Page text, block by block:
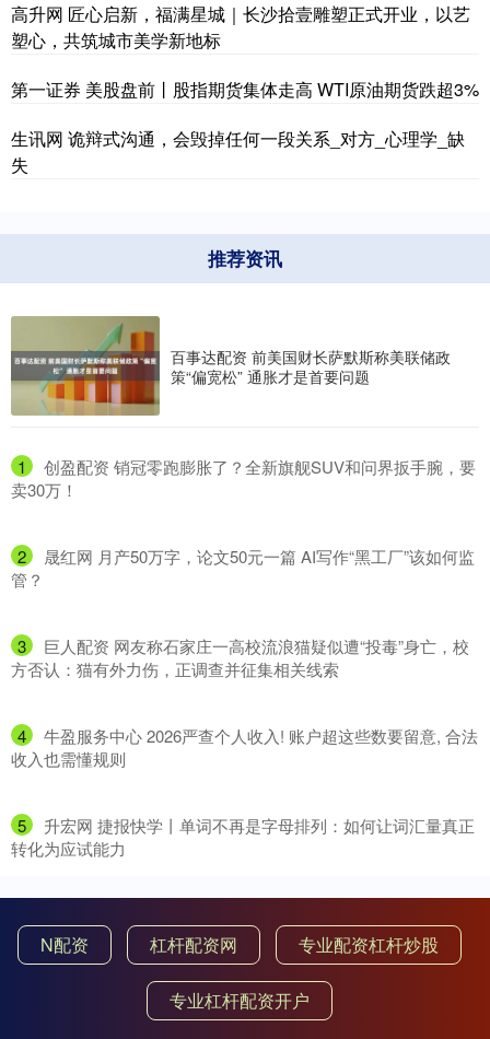
高升网 匠心启新，福满星城｜长沙拾壹雕塑正式开业，以艺
塑心，共筑城市美学新地标
第一证券 美股盘前丨股指期货集体走高 WTI原油期货跌超3%
生讯网 诡辩式沟通，会毁掉任何一段关系_对方_心理学_缺
失
推荐资讯
百事达配资 前美国财长萨默斯称美联储政
策“偏宽松” 通胀才是首要问题
1
​创盈配资 销冠零跑膨胀了？全新旗舰SUV和问界扳手腕，要
卖30万！
2
​晟红网 月产50万字，论文50元一篇 AI写作“黑工厂”该如何监
管？
3
​巨人配资 网友称石家庄一高校流浪猫疑似遭“投毒”身亡，校
方否认：猫有外力伤，正调查并征集相关线索
4
​牛盈服务中心 2026严查个人收入! 账户超这些数要留意, 合法
收入也需懂规则
5
​升宏网 捷报快学丨单词不再是字母排列：如何让词汇量真正
转化为应试能力
N配资 杠杆配资网 专业配资杠杆炒股
专业杠杆配资开户